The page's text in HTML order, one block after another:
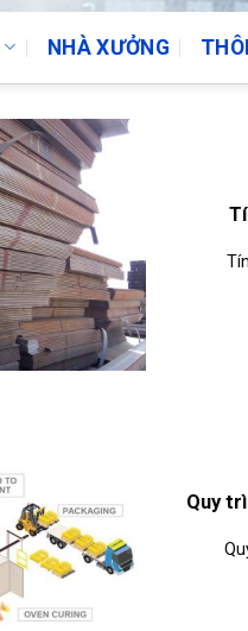
NHÀ XƯỞNG
Quy